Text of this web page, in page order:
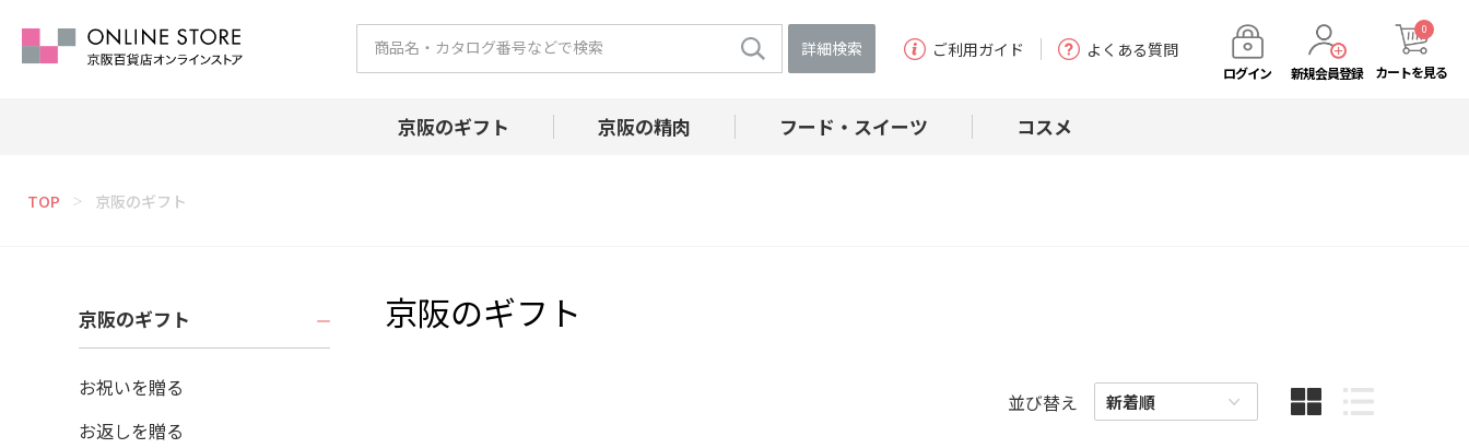
詳細検索 ご利用ガイド よくある質問
ログイン 新規会員登録 カートを見る
0
京阪のギフト 京阪の精肉 フード・スイーツ コスメ
TOP ＞ 京阪のギフト
京阪のギフト
お祝いを贈る
お返しを贈る
京阪のギフト
並び替え